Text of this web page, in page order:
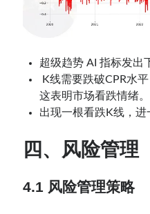
超级趋势 AI 指标发出
K线需要跌破CPR水
这表明市场看跌情绪。
出现一根看跌K线，进
四、风险管理
4.1 风险管理策略